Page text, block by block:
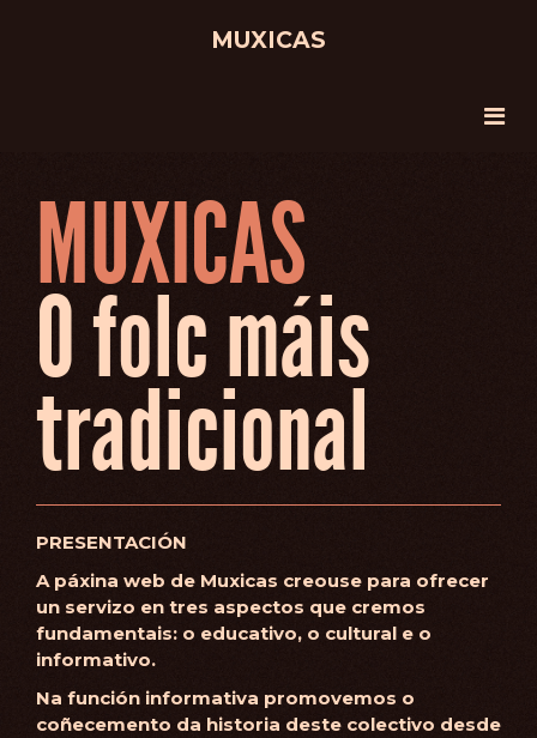
MUXICAS
MUXICAS
O folc máis
tradicional
PRESENTACIÓN
A páxina web de Muxicas creouse para ofrecer
un servizo en tres aspectos que cremos
fundamentais: o educativo, o cultural e o
informativo.
Na función informativa promovemos o
coñecemento da historia deste colectivo desde